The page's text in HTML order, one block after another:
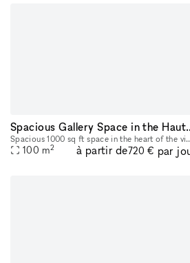
Spacious
Spacious 1000 sq ft space in the heart of the vibrant Haut Marais.
100 m2 à partir de720 € par